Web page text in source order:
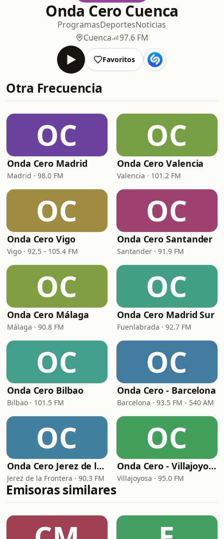
Onda Cero Cuenca
ProgramasDeportesNoticias
Cuenca
97.6 FM
Favoritos
Otra Frecuencia
OC
Onda Cero Madrid
Madrid · 98.0 FM
OC
Onda Cero Valencia
Valencia · 101.2 FM
OC
Onda Cero Vigo
Vigo · 92.5 - 105.4 FM
OC
Onda Cero Santander
Santander · 91.9 FM
OC
Onda Cero Málaga
Málaga · 90.8 FM
OC
Onda Cero Madrid Sur
Fuenlabrada · 92.7 FM
OC
Onda Cero Bilbao
Bilbao · 101.5 FM
OC
Onda Cero - Barcelona
Barcelona · 93.5 FM - 540 AM
OC
Onda Cero Jerez de la Frontera
Jerez de la Frontera · 90.3 FM
OC
Onda Cero - Villajoyosa
Villajoyosa · 95.0 FM
Emisoras similares